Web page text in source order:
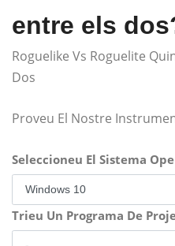
entre els
Roguelike Vs Roguelite
Dos
Proveu El Nostre
Seleccioneu El Sistema
Trieu Un Programa De